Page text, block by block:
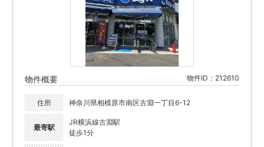
物件概要 物件ID：212610
住所 神奈川県相模原市南区古淵一丁目6-12
最寄駅
JR横浜線古淵駅
徒歩1分